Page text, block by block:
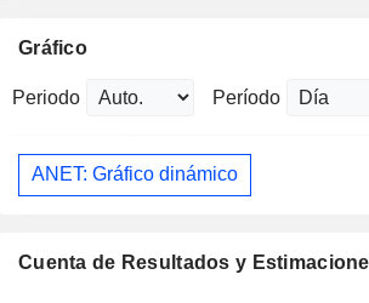
Gráfico
Periodo Período
ANET: Gráfico dinámico
Cuenta de Resultados y